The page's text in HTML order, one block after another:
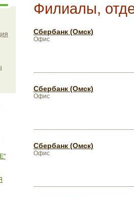
Филиалы,
Сбербанк (Омск)
Офис
Сбербанк (Омск)
Офис
Сбербанк (Омск)
Офис